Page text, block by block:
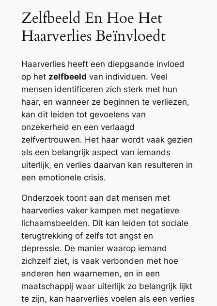
Zelfbeeld En Hoe Het
Haarverlies Beïnvloedt
Haarverlies heeft een diepgaande invloed
op het zelfbeeld van individuen. Veel
mensen identificeren zich sterk met hun
haar, en wanneer ze beginnen te verliezen,
kan dit leiden tot gevoelens van
onzekerheid en een verlaagd
zelfvertrouwen. Het haar wordt vaak gezien
als een belangrijk aspect van iemands
uiterlijk, en verlies daarvan kan resulteren in
een emotionele crisis.
Onderzoek toont aan dat mensen met
haarverlies vaker kampen met negatieve
lichaamsbeelden. Dit kan leiden tot sociale
terugtrekking of zelfs tot angst en
depressie. De manier waarop iemand
zichzelf ziet, is vaak verbonden met hoe
anderen hen waarnemen, en in een
maatschappij waar uiterlijk zo belangrijk lijkt
te zijn, kan haarverlies voelen als een verlies